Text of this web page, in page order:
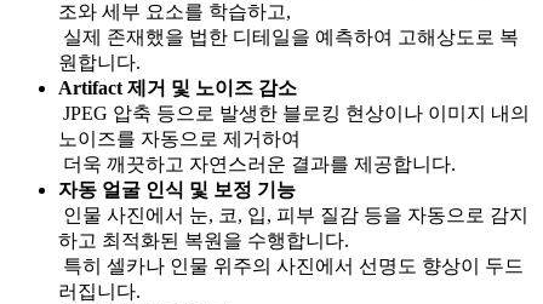
조와 세부 요소를 학습하고,
실제 존재했을 법한 디테일을 예측하여 고해상도로 복
원합니다.
Artifact 제거 및 노이즈 감소
JPEG 압축 등으로 발생한 블로킹 현상이나 이미지 내의
노이즈를 자동으로 제거하여
더욱 깨끗하고 자연스러운 결과를 제공합니다.
자동 얼굴 인식 및 보정 기능
인물 사진에서 눈, 코, 입, 피부 질감 등을 자동으로 감지
하고 최적화된 복원을 수행합니다.
특히 셀카나 인물 위주의 사진에서 선명도 향상이 두드
러집니다.